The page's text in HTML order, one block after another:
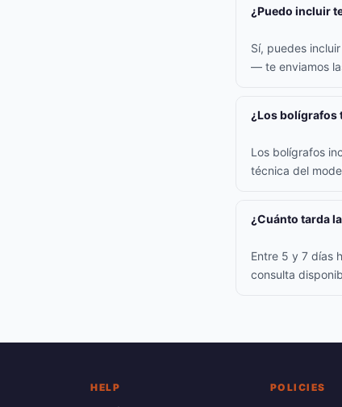
¿Puedo incluir
Sí, puedes
— te enviamos
¿Los bolígrafos
Los bolígrafos
técnica del
¿Cuánto tarda
Entre 5 y 7 días
consulta
HELP POLICIES